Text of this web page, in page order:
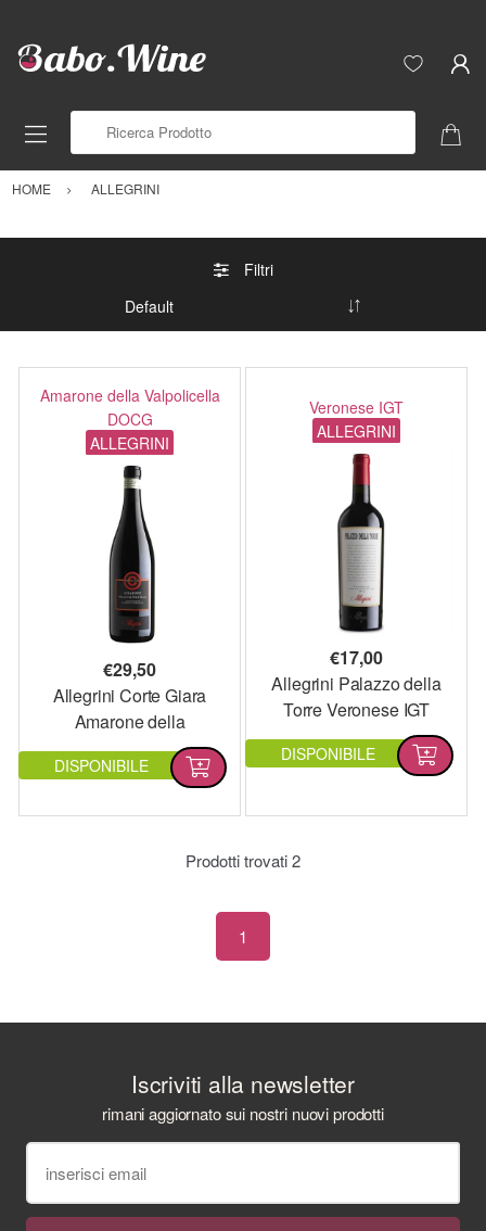
HOME ALLEGRINI
Filtri
Amarone della Valpolicella
DOCG
ALLEGRINI
€29,50
Allegrini Corte Giara
Amarone della
Valpolicella DOCG
DISPONIBILE
Veronese IGT
ALLEGRINI
€17,00
Allegrini Palazzo della
Torre Veronese IGT
DISPONIBILE
Prodotti trovati2
1
Iscriviti alla newsletter
rimani aggiornato sui nostri nuovi prodotti